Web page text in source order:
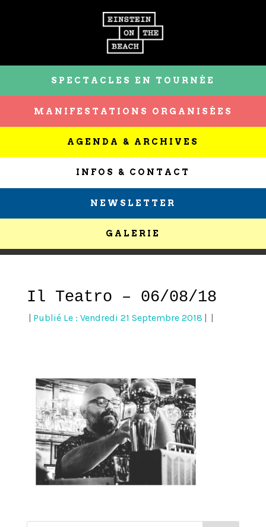
SPECTACLES EN TOURNÉE
MANIFESTATIONS ORGANISÉES
AGENDA & ARCHIVES
INFOS & CONTACT
NEWSLETTER
GALERIE
Il Teatro – 06/08/18
Publié Le : Vendredi 21 Septembre 2018